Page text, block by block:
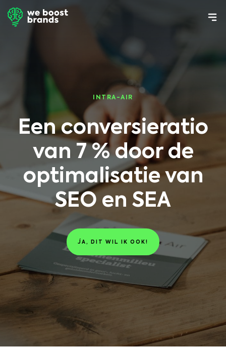
INTRA-AIR
Een conversieratio
van 7 % door de
optimalisatie van
SEO en SEA
JA, DIT WIL IK OOK!